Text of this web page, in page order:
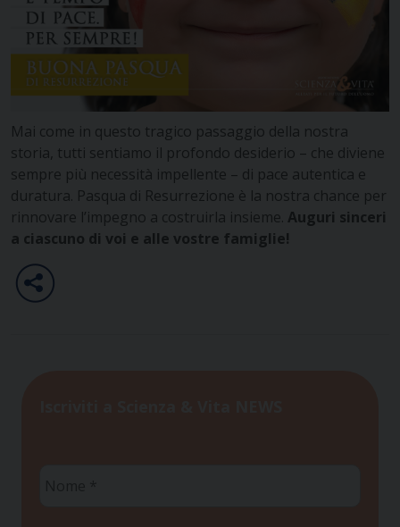
Mai come in questo tragico passaggio della nostra
storia, tutti sentiamo il profondo desiderio – che diviene
sempre più necessità impellente – di pace autentica e
duratura. Pasqua di Resurrezione è la nostra chance per
rinnovare l’impegno a costruirla insieme. Auguri sinceri
a ciascuno di voi e alle vostre famiglie!